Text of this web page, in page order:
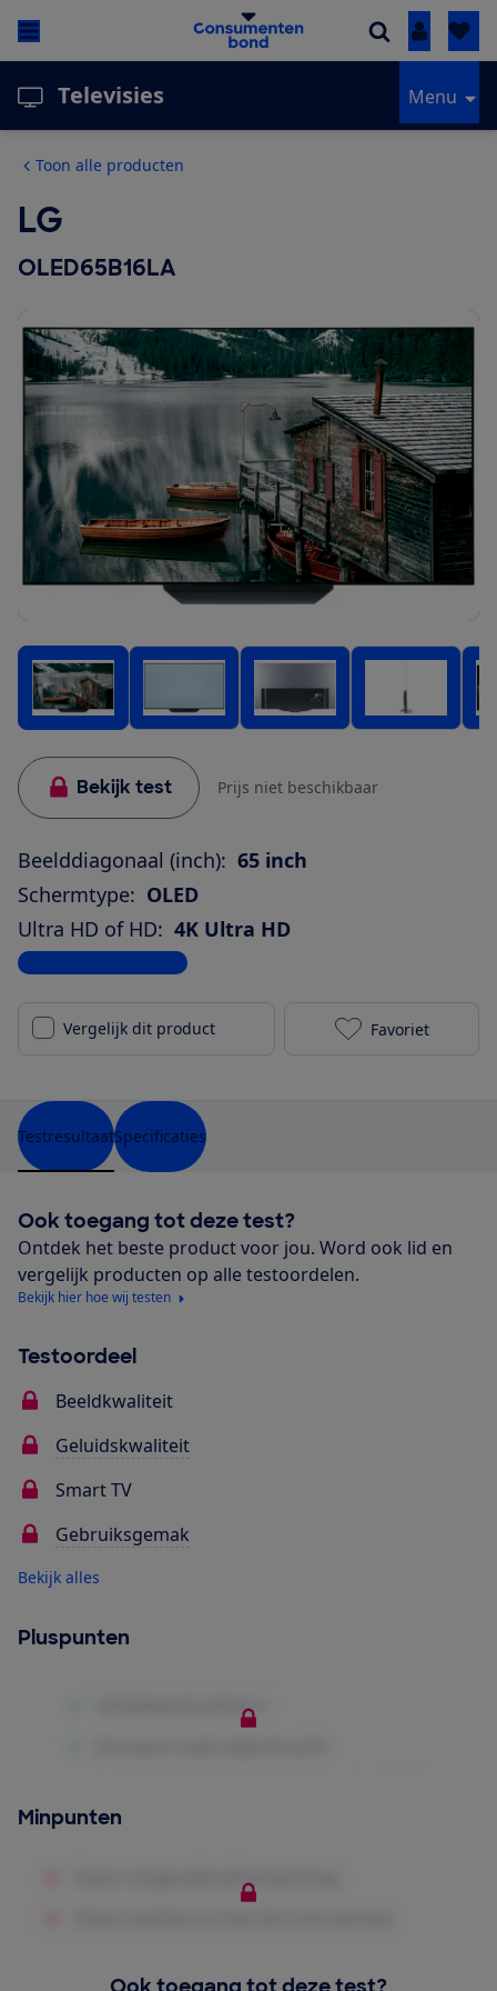
Inloggen
Televisies Menu
Toon alle producten
LG
OLED65B16LA
Bekijk test Prijs niet beschikbaar
Beelddiagonaal (inch): 65 inch
Schermtype: OLED
Ultra HD of HD: 4K Ultra HD
Bekijk alle specificaties
Vergelijk dit product LG
Favoriet
TestresultaatSpecificaties
Ook toegang tot deze test?
Ontdek het beste product voor jou. Word ook lid en
vergelijk producten op alle testoordelen.
Bekijk hier hoe wij testen
Testoordeel
Beeldkwaliteit
Geluidskwaliteit
Smart TV
Gebruiksgemak
Bekijk alles
Pluspunten
Minpunten